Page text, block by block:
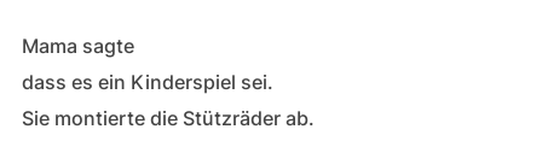
Mama sagte
dass es ein Kinderspiel sei.
Sie montierte die Stützräder ab.